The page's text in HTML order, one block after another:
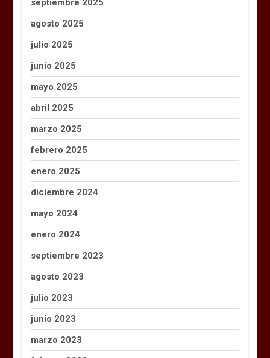
septiembre 2025
agosto 2025
julio 2025
junio 2025
mayo 2025
abril 2025
marzo 2025
febrero 2025
enero 2025
diciembre 2024
mayo 2024
enero 2024
septiembre 2023
agosto 2023
julio 2023
junio 2023
marzo 2023